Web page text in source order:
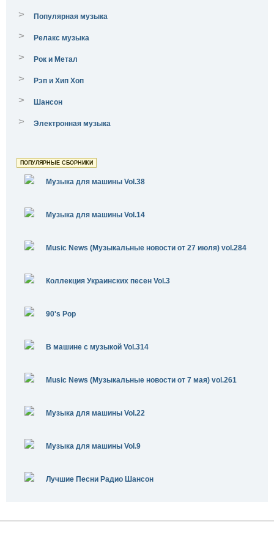
> Популярная музыка
> Релакс музыка
> Рок и Метал
> Рэп и Хип Хоп
> Шансон
> Электронная музыка
ПОПУЛЯРНЫЕ СБОРНИКИ
Музыка для машины Vol.38
Музыка для машины Vol.14
Music News (Музыкальные новости от 27 июля) vol.284
Коллекция Украинских песен Vol.3
90's Pop
В машине с музыкой Vol.314
Music News (Музыкальные новости от 7 мая) vol.261
Музыка для машины Vol.22
Музыка для машины Vol.9
Лучшие Песни Радио Шансон